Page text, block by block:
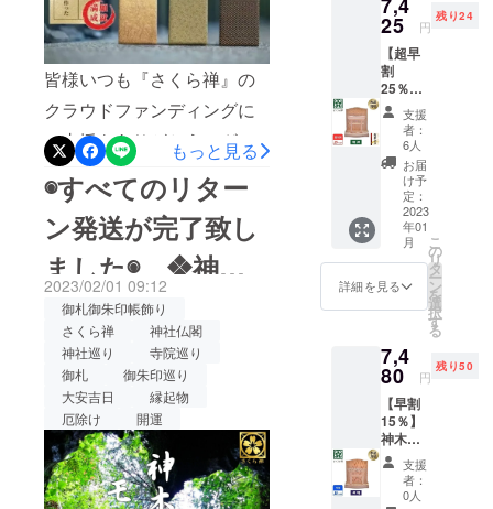
ご愛用して頂ける一生モノ
の御朱印帳https://camp-
fire.jp/projects/729453/❖神
様の居場所❖神様とのご縁
を大切にできる御札・御朱
印帳 お祀り飾り（白松）
https://camp-
fire.jp/projects/view/725338
引き続き、宜しくお願い致
します。❖神様の居場所❖
神木 屋久杉で作った「御札
御朱印帳」飾り！プロジェ
クトチーム一同
様の居場所❖神様とのご縁
を大切にできる御札・御朱
印帳 お祀り飾り
https://camp-
fire.jp/projects/view/725338
皆様のご健康とご多幸を心
よりお祈り申し上げます。
プロジェクトチーム一同
皆様いつも『さくら禅』の
クラウドファンディングに
ご支援をありがとうござい
ます。ご要望にお応えし、
今年も「水晶和紙」御朱印
帳のプロジェクトを再掲載
致します。今回、超早割を
ご支援頂きました皆様に
は、特典といたしまして、
黄金根付をプレゼントしま
す！プロジェクトページ
URLhttps://camp-
fire.jp/projects/729453/より
多くの方々に「水晶和紙」
もっと見る
◉すべてのリター
ン発送が完了致し
ました◉ ❖神様
の居場所❖ 神木
屋久杉で作った
「御札 御朱印帳」
飾り！
2023/02/01 09:12
御札御朱印帳飾り
さくら禅
神社仏閣
神社巡り
寺院巡り
御札
御朱印巡り
大安吉日
縁起物
厄除け
開運
送料
込） →
6,600円
（税・
送料
込）
【内
容】 ■
神木屋
久杉・
神明鳥
居（コ
ンパク
ト） ×
１社
&【特
×１個 ※
製造状
況によ
り出荷
時期が
遅れる
場合、
早急に
ご連絡
25 円
残り24
【超早
割
25％】
神木屋
久杉・
明神鳥
居（コ
ンパク
ト） 30
社限定
★提供
付き
★ 割
引
25%OF
F コー
9,900円
（税・
送料
込） →
7,425円
（税・
送料
込）
【内
支援
者：
6人
お届
け予
定：
2023
年01
月
詳細を見る
こ
の
リ
タ
ー
ン
を
選
択
す
る
7,4
80 円
残り50
【早割
15％】
神木屋
久杉・
神明鳥
居（コ
支援
者：
0人